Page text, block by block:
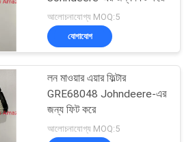
আলোচনাযোগ্য MOQ:5
যোগাযোগ
লন মাওয়ার এয়ার ফিল্টার
GRE68048 Johndeere-এর
জন্য ফিট করে
আলোচনাযোগ্য MOQ:5